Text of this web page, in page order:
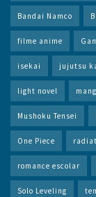
Bandai Namco
filme anime
isekai jujutsu
light novel
Mushoku Tensei
One Piece
romance escolar
Solo Leveling